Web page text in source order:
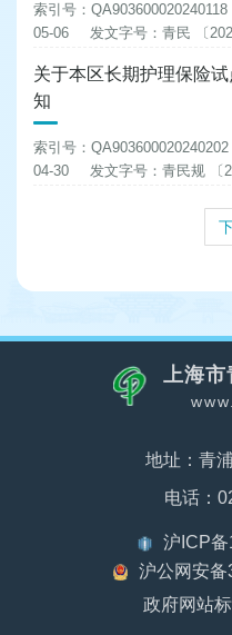
索引号：QA903600020240118
05-06
发文字号：青民 〔
关于本区长期护理保险
知
索引号：QA903600020240202
04-30
发文字号：青民规 〔
上海市
地址：青
电话：
沪ICP
沪公网安
政府网站